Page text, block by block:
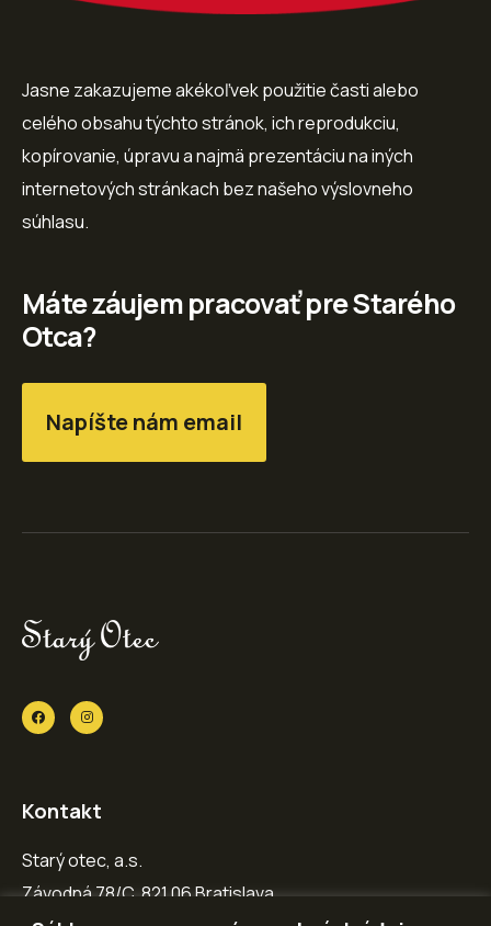
Jasne zakazujeme akékoľvek použitie časti alebo
celého obsahu týchto stránok, ich reprodukciu,
kopírovanie, úpravu a najmä prezentáciu na iných
internetových stránkach bez našeho výslovneho
súhlasu.
Máte záujem pracovať pre Starého
Otca?
Napíšte nám email
Kontakt
Starý otec, a.s.
Závodná 78/C, 821 06 Bratislava